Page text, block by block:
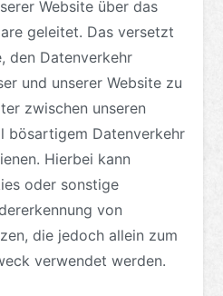
Website über das
geleitet. Das versetzt
den Datenverkehr
und unserer Website zu
zwischen unseren
bösartigem Datenverkehr
Hierbei kann
oder sonstige
von
die jedoch allein zum
verwendet werden.